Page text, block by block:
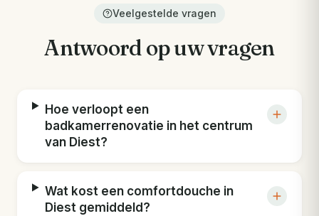
Veelgestelde vragen
Antwoord op uw vragen
Hoe verloopt een
badkamerrenovatie in het centrum
van Diest?
Wat kost een comfortdouche in
Diest gemiddeld?